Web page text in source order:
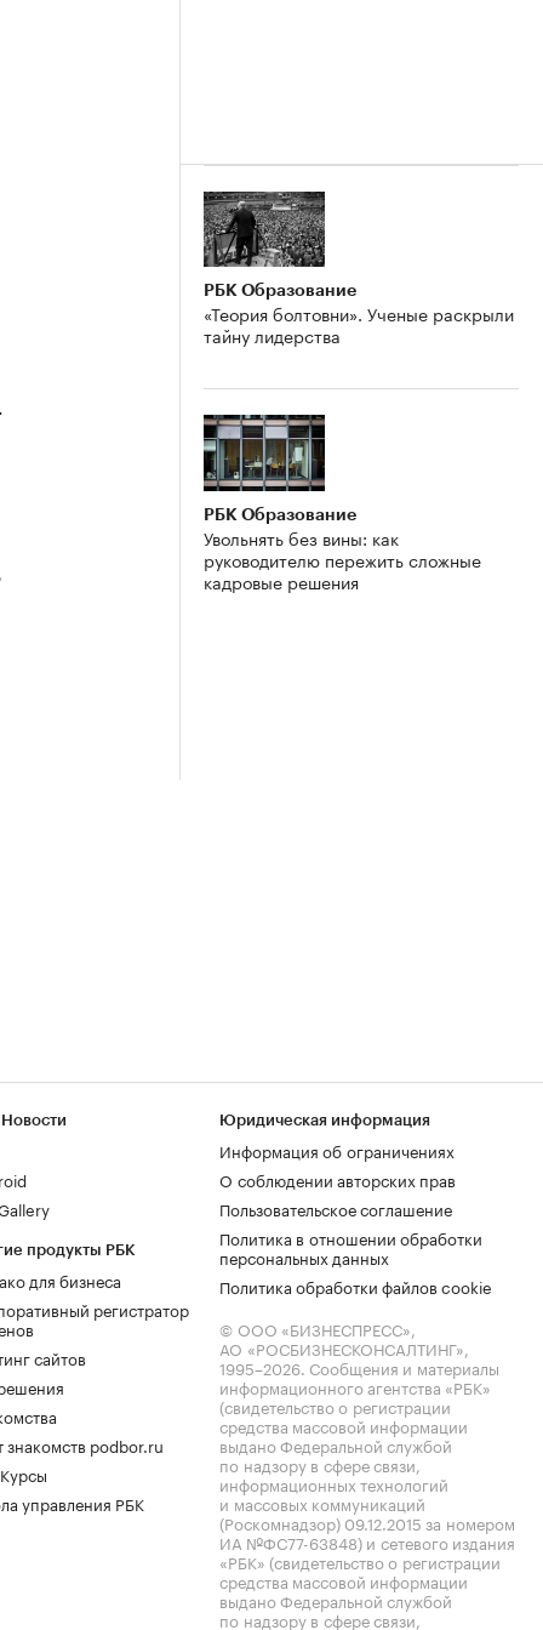
РБК Образование
«Теория болтовни». Ученые раскрыли
тайну лидерства
РБК Образование
Увольнять без вины: как
руководителю пережить сложные
кадровые решения
продукты РБК
для бизнеса
регистратор
сайтов
знакомств podbor.ru
управления РБК
Юридическая информация
Информация об ограничениях
О соблюдении авторских прав
Пользовательское соглашение
Политика в отношении обработки
персональных данных
Политика обработки файлов cookie
© ООО «БИЗНЕСПРЕСС»,
АО «РОСБИЗНЕСКОНСАЛТИНГ»,
1995–2026. Сообщения и материалы
информационного агентства «РБК»
(свидетельство о регистрации
средства массовой информации
выдано Федеральной службой
по надзору в сфере связи,
информационных технологий
и массовых коммуникаций
(Роскомнадзор) 09.12.2015 за номером
ИА №ФС77-63848) и сетевого издания
«РБК» (свидетельство о регистрации
средства массовой информации
выдано Федеральной службой
по надзору в сфере связи,